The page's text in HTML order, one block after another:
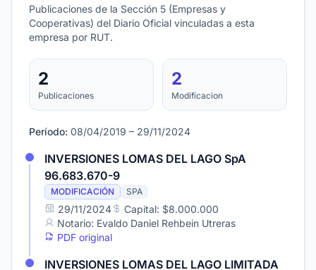
Publicaciones de la Sección 5 (Empresas y
Cooperativas) del Diario Oficial vinculadas a esta
empresa por RUT.
2
Publicaciones
2
Modificacion
Período: 08/04/2019 – 29/11/2024
INVERSIONES LOMAS DEL LAGO SpA
96.683.670-9
MODIFICACIÓN SPA
29/11/2024
Capital: $8.000.000
Notario: Evaldo Daniel Rehbein Utreras
PDF original
INVERSIONES LOMAS DEL LAGO LIMITADA